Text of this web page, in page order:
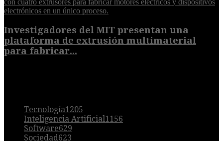
Investigadores del MIT presentan una
plataforma de extrusión multimaterial
para fabricar...
Tecnología1205
Inteligencia Artificial1156
Software629
Sociedad623